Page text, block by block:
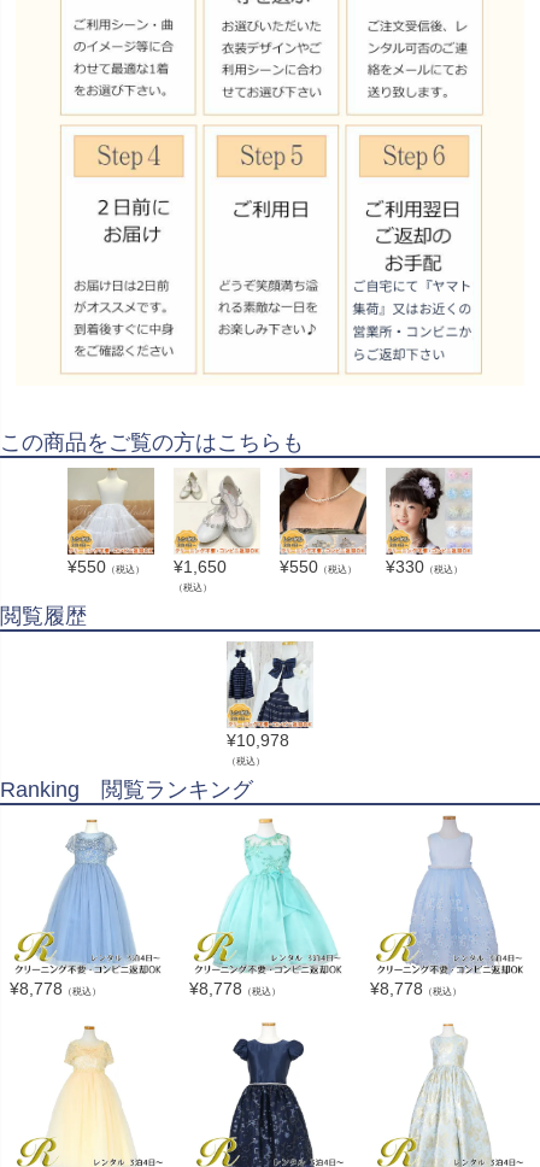
この商品をご覧の方はこちらも
¥550 （税込） ¥1,650
（税込）
¥550 （税込） ¥330 （税込）
閲覧履歴
¥10,978
（税込）
Ranking 閲覧ランキング
¥8,778 （税込） ¥8,778 （税込） ¥8,778 （税込）